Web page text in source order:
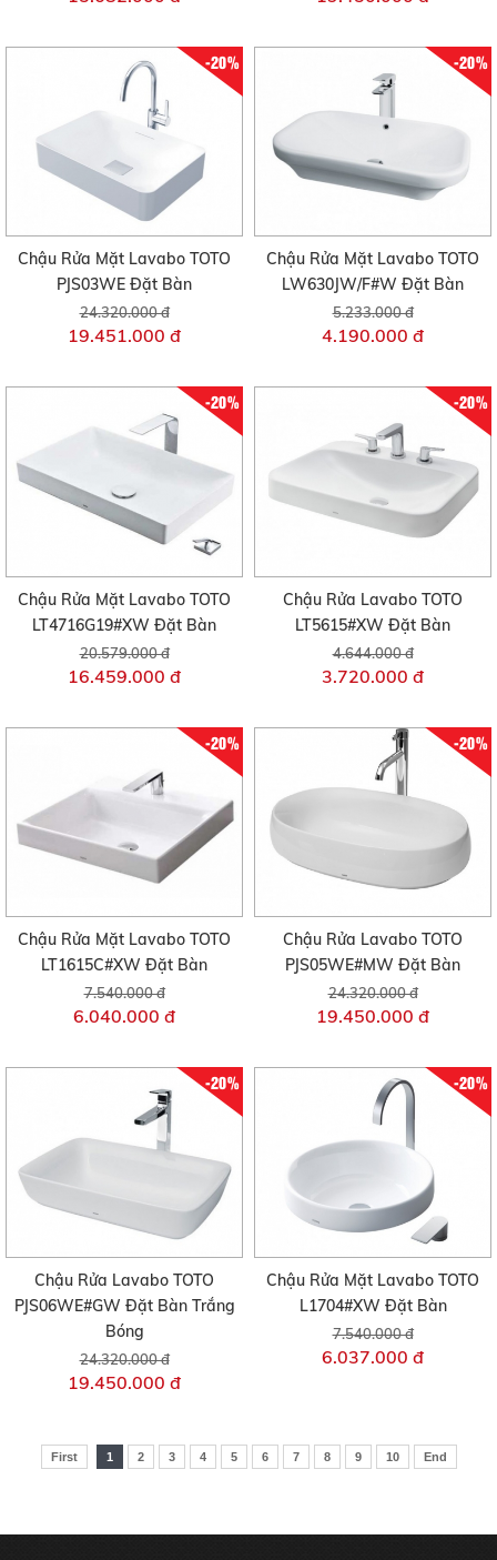
-20%
Chậu Rửa Mặt Lavabo TOTO
PJS03WE Đặt Bàn
24.320.000 đ
19.451.000 đ
-20%
Chậu Rửa Mặt Lavabo TOTO
LW630JW/F#W Đặt Bàn
5.233.000 đ
4.190.000 đ
-20%
Chậu Rửa Mặt Lavabo TOTO
LT4716G19#XW Đặt Bàn
20.579.000 đ
16.459.000 đ
-20%
Chậu Rửa Lavabo TOTO
LT5615#XW Đặt Bàn
4.644.000 đ
3.720.000 đ
-20%
Chậu Rửa Mặt Lavabo TOTO
LT1615C#XW Đặt Bàn
7.540.000 đ
6.040.000 đ
-20%
Chậu Rửa Lavabo TOTO
PJS05WE#MW Đặt Bàn
24.320.000 đ
19.450.000 đ
-20%
Chậu Rửa Lavabo TOTO
PJS06WE#GW Đặt Bàn Trắng
Bóng
24.320.000 đ
19.450.000 đ
-20%
Chậu Rửa Mặt Lavabo TOTO
L1704#XW Đặt Bàn
7.540.000 đ
6.037.000 đ
First 1 2 3 4 5 6 7 8 9 10 End